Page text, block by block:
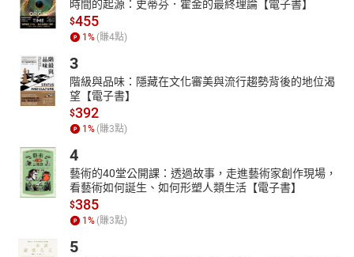
時間的起源：史蒂芬．霍金的最終理論【電子書】
$455
1% (賺4點)
3
階級與品味：隱藏在文化審美與流行趨勢背後的地位渴
望【電子書】
$392
1% (賺3點)
4
藝術的40堂公開課：透過故事，走進藝術家創作現場，
看藝術如何誕生、如何形塑人類生活【電子書】
$385
1% (賺3點)
5